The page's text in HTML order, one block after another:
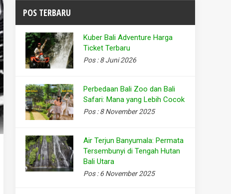
POS TERBARU
Kuber Bali Adventure Harga
Ticket Terbaru
Pos : 8 Juni 2026
Perbedaan Bali Zoo dan Bali
Safari: Mana yang Lebih Cocok
Pos : 8 November 2025
Air Terjun Banyumala: Permata
Tersembunyi di Tengah Hutan
Bali Utara
Pos : 6 November 2025